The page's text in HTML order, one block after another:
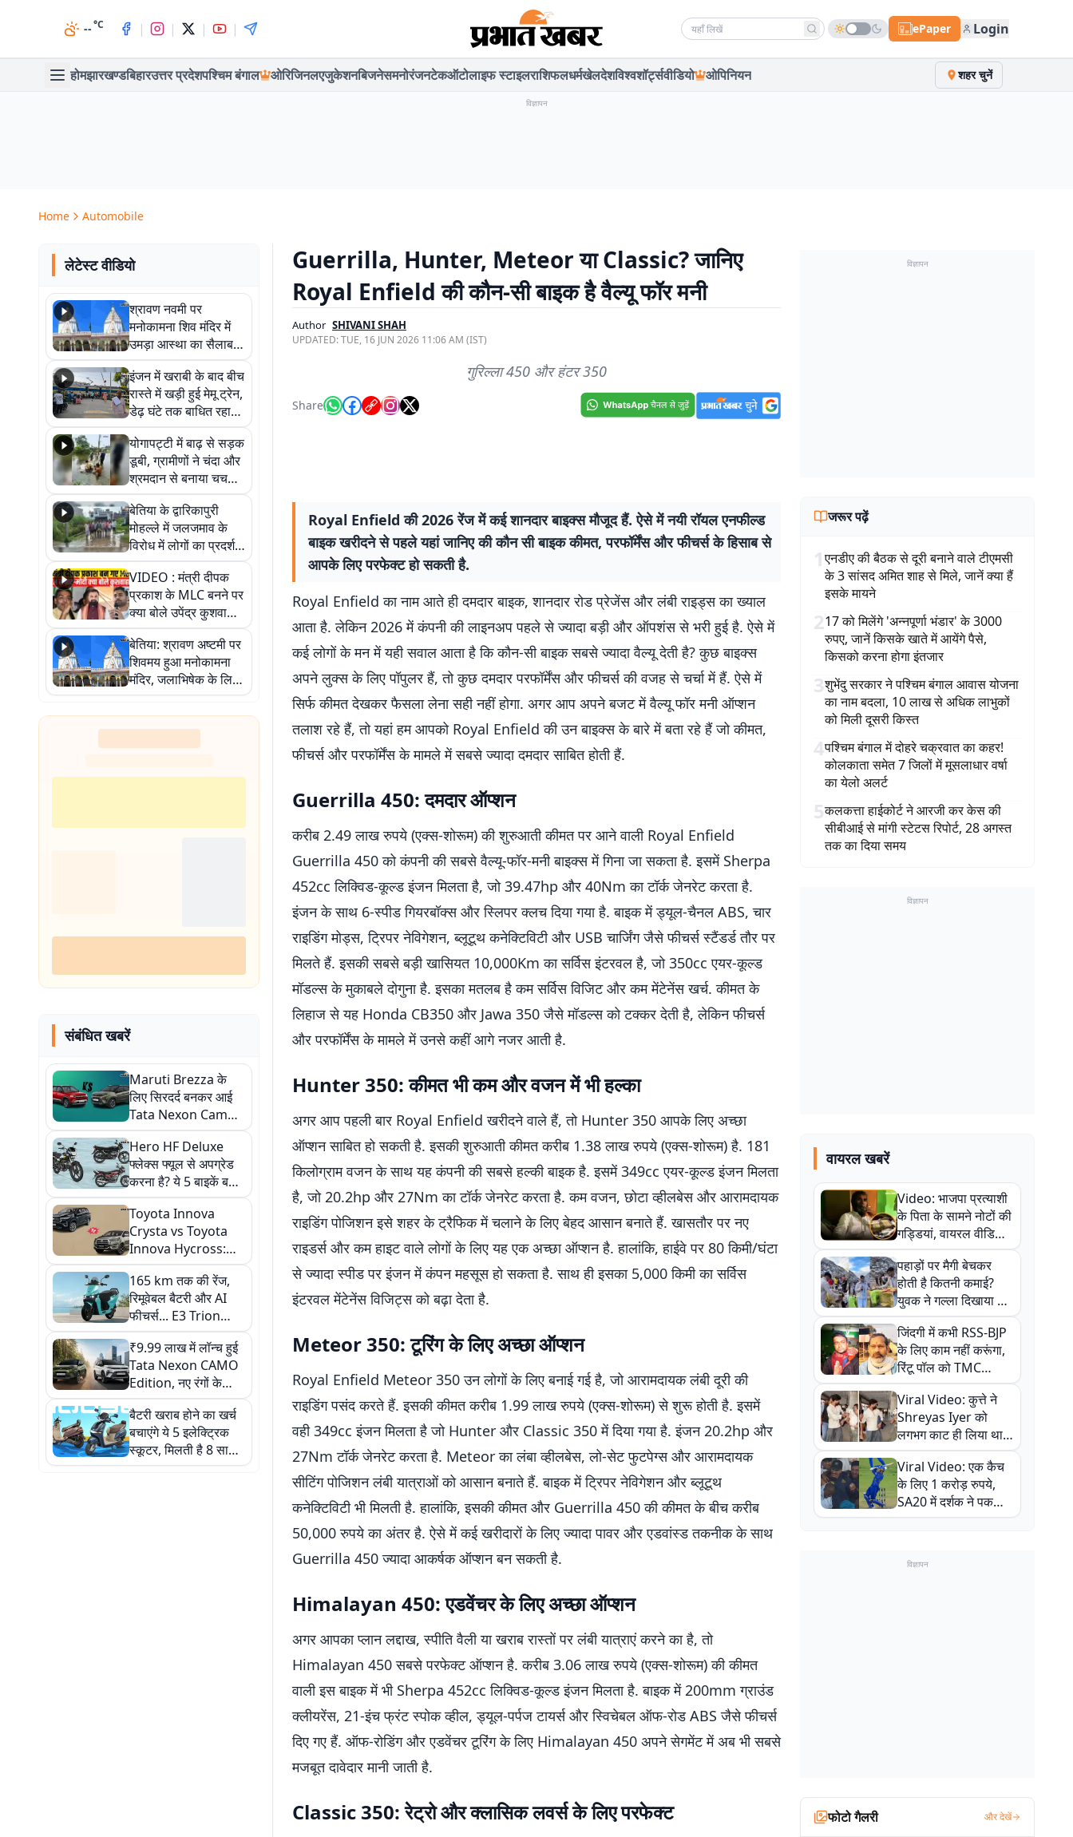
--°C | | | | Search news ePaper Login
होमझारखण्डबिहारउत्तर प्रदेशपश्चिम बंगाल ओरिजिनलएजुकेशनबिजनेसमनोरंजनटेकऑटोलाइफ स्टाइलराशिफलधर्मखेलदेशविश्वशॉर्ट्सवीडियो ओपिनियन शहर चुनें
विज्ञापन
Home Automobile
लेटेस्ट वीडियो
श्रावण नवमी पर
मनोकामना शिव मंदिर में
उमड़ा आस्था का सैलाब,
हर-हर महादेव के जयघोष
से गूंजा परिसर
इंजन में खराबी के बाद बीच
रास्ते में खड़ी हुई मेमू ट्रेन,
डेढ़ घंटे तक बाधित रहा
आवागमन
योगापट्टी में बाढ़ से सड़क
डूबी, ग्रामीणों ने चंदा और
श्रमदान से बनाया चचरी
पुल
बेतिया के द्वारिकापुरी
मोहल्ले में जलजमाव के
विरोध में लोगों का प्रदर्शन,
स्थायी समाधान की मांग
VIDEO : मंत्री दीपक
प्रकाश के MLC बनने पर
क्या बोले उपेंद्र कुशवाहा,
सुनिए
बेतिया: श्रावण अष्टमी पर
शिवमय हुआ मनोकामना
मंदिर, जलाभिषेक के लिए
लगी लंबी कतारें
संबंधित खबरें
Maruti Brezza के
लिए सिरदर्द बनकर आई
Tata Nexon Camo,
जानें इस नई कार में ऐसा
क्या है खास
Hero HF Deluxe
फ्लेक्स फ्यूल से अपग्रेड
करना है? ये 5 बाइकें बन
सकती हैं सबसे बेस्ट
ऑप्शन
Toyota Innova
Crysta vs Toyota
Innova Hycross:
किसकी मंथली EMI
सबसे कम है? खरीदने से
पहले जान लें
165 km तक की रेंज,
रिमूवेबल बैटरी और AI
फीचर्स... E3 Trion
इलेक्ट्रिक स्कूटर सीरीज
हुई लॉन्च, जानें कीमत
₹9.99 लाख में लॉन्च हुई
Tata Nexon CAMO
Edition, नए रंगों के
साथ मिलेंगे शानदार
फीचर्स
बैटरी खराब होने का खर्च
बचाएंगे ये 5 इलेक्ट्रिक
स्कूटर, मिलती है 8 साल
तक की वारंटी, देखें लिस्ट
Guerrilla, Hunter, Meteor या Classic? जानिए
Royal Enfield की कौन-सी बाइक है वैल्यू फॉर मनी
Author SHIVANI SHAH
UPDATED:TUE, 16 JUN 2026 11:06 AM (IST)
गुरिल्ला 450 और हंटर 350
Share
Royal Enfield की 2026 रेंज में कई शानदार बाइक्स मौजूद हैं. ऐसे में नयी रॉयल एनफील्ड
बाइक खरीदने से पहले यहां जानिए की कौन सी बाइक कीमत, परफॉर्मेंस और फीचर्स के हिसाब से
आपके लिए परफेक्ट हो सकती है.
Royal Enfield का नाम आते ही दमदार बाइक, शानदार रोड प्रेजेंस और लंबी राइड्स का ख्याल
आता है. लेकिन 2026 में कंपनी की लाइनअप पहले से ज्यादा बड़ी और ऑपशंस से भरी हुई है. ऐसे में
कई लोगों के मन में यही सवाल आता है कि कौन-सी बाइक सबसे ज्यादा वैल्यू देती है? कुछ बाइक्स
अपने लुक्स के लिए पॉपुलर हैं, तो कुछ दमदार परफॉर्मेंस और फीचर्स की वजह से चर्चा में हैं. ऐसे में
सिर्फ कीमत देखकर फैसला लेना सही नहीं होगा. अगर आप अपने बजट में वैल्यू फॉर मनी ऑप्शन
तलाश रहे हैं, तो यहां हम आपको Royal Enfield की उन बाइक्स के बारे में बता रहे हैं जो कीमत,
फीचर्स और परफॉर्मेंस के मामले में सबसे ज्यादा दमदार साबित होती हैं.
Guerrilla 450: दमदार ऑप्शन
करीब 2.49 लाख रुपये (एक्स-शोरूम) की शुरुआती कीमत पर आने वाली Royal Enfield
Guerrilla 450 को कंपनी की सबसे वैल्यू-फॉर-मनी बाइक्स में गिना जा सकता है. इसमें Sherpa
452cc लिक्विड-कूल्ड इंजन मिलता है, जो 39.47hp और 40Nm का टॉर्क जेनरेट करता है.
इंजन के साथ 6-स्पीड गियरबॉक्स और स्लिपर क्लच दिया गया है. बाइक में ड्यूल-चैनल ABS, चार
राइडिंग मोड्स, ट्रिपर नेविगेशन, ब्लूटूथ कनेक्टिविटी और USB चार्जिंग जैसे फीचर्स स्टैंडर्ड तौर पर
मिलते हैं. इसकी सबसे बड़ी खासियत 10,000Km का सर्विस इंटरवल है, जो 350cc एयर-कूल्ड
मॉडल्स के मुकाबले दोगुना है. इसका मतलब है कम सर्विस विजिट और कम मेंटेनेंस खर्च. कीमत के
लिहाज से यह Honda CB350 और Jawa 350 जैसे मॉडल्स को टक्कर देती है, लेकिन फीचर्स
और परफॉर्मेंस के मामले में उनसे कहीं आगे नजर आती है.
Hunter 350: कीमत भी कम और वजन में भी हल्का
अगर आप पहली बार Royal Enfield खरीदने वाले हैं, तो Hunter 350 आपके लिए अच्छा
ऑप्शन साबित हो सकती है. इसकी शुरुआती कीमत करीब 1.38 लाख रुपये (एक्स-शोरूम) है. 181
किलोग्राम वजन के साथ यह कंपनी की सबसे हल्की बाइक है. इसमें 349cc एयर-कूल्ड इंजन मिलता
है, जो 20.2hp और 27Nm का टॉर्क जेनरेट करता है. कम वजन, छोटा व्हीलबेस और आरामदायक
राइडिंग पोजिशन इसे शहर के ट्रैफिक में चलाने के लिए बेहद आसान बनाते हैं. खासतौर पर नए
राइडर्स और कम हाइट वाले लोगों के लिए यह एक अच्छा ऑप्शन है. हालांकि, हाईवे पर 80 किमी/घंटा
से ज्यादा स्पीड पर इंजन में कंपन महसूस हो सकता है. साथ ही इसका 5,000 किमी का सर्विस
इंटरवल मेंटेनेंस विजिट्स को बढ़ा देता है.
Meteor 350: टूरिंग के लिए अच्छा ऑप्शन
Royal Enfield Meteor 350 उन लोगों के लिए बनाई गई है, जो आरामदायक लंबी दूरी की
राइडिंग पसंद करते हैं. इसकी कीमत करीब 1.99 लाख रुपये (एक्स-शोरूम) से शुरू होती है. इसमें
वही 349cc इंजन मिलता है जो Hunter और Classic 350 में दिया गया है. इंजन 20.2hp और
27Nm टॉर्क जेनरेट करता है. Meteor का लंबा व्हीलबेस, लो-सेट फुटपेग्स और आरामदायक
सीटिंग पोजिशन लंबी यात्राओं को आसान बनाते हैं. बाइक में ट्रिपर नेविगेशन और ब्लूटूथ
कनेक्टिविटी भी मिलती है. हालांकि, इसकी कीमत और Guerrilla 450 की कीमत के बीच करीब
50,000 रुपये का अंतर है. ऐसे में कई खरीदारों के लिए ज्यादा पावर और एडवांस्ड तकनीक के साथ
Guerrilla 450 ज्यादा आकर्षक ऑप्शन बन सकती है.
Himalayan 450: एडवेंचर के लिए अच्छा ऑप्शन
अगर आपका प्लान लद्दाख, स्पीति वैली या खराब रास्तों पर लंबी यात्राएं करने का है, तो
Himalayan 450 सबसे परफेक्ट ऑप्शन है. करीब 3.06 लाख रुपये (एक्स-शोरूम) की कीमत
वाली इस बाइक में भी Sherpa 452cc लिक्विड-कूल्ड इंजन मिलता है. बाइक में 200mm ग्राउंड
क्लीयरेंस, 21-इंच फ्रंट स्पोक व्हील, ड्यूल-पर्पज टायर्स और स्विचेबल ऑफ-रोड ABS जैसे फीचर्स
दिए गए हैं. ऑफ-रोडिंग और एडवेंचर टूरिंग के लिए Himalayan 450 अपने सेगमेंट में अब भी सबसे
मजबूत दावेदार मानी जाती है.
Classic 350: रेट्रो और क्लासिक लवर्स के लिए परफेक्ट
विज्ञापन
जरूर पढ़ें
1एनडीए की बैठक से दूरी बनाने वाले टीएमसी
के 3 सांसद अमित शाह से मिले, जानें क्या हैं
इसके मायने
217 को मिलेंगे 'अन्नपूर्णा भंडार' के 3000
रुपए, जानें किसके खाते में आयेंगे पैसे,
किसको करना होगा इंतजार
3शुभेंदु सरकार ने पश्चिम बंगाल आवास योजना
का नाम बदला, 10 लाख से अधिक लाभुकों
को मिली दूसरी किस्त
4पश्चिम बंगाल में दोहरे चक्रवात का कहर!
कोलकाता समेत 7 जिलों में मूसलाधार वर्षा
का येलो अलर्ट
5कलकत्ता हाईकोर्ट ने आरजी कर केस की
सीबीआई से मांगी स्टेटस रिपोर्ट, 28 अगस्त
तक का दिया समय
विज्ञापन
वायरल खबरें
Video: भाजपा प्रत्याशी
के पिता के सामने नोटों की
गड्डियां, वायरल वीडियो
से राजनीति में उबाल,
अजित महतो बोले- TMC
की गंदी चाल
पहाड़ों पर मैगी बेचकर
होती है कितनी कमाई?
युवक ने गल्ला दिखाया तो
नौकरी वालों के खड़े हो गए
कान
जिंदगी में कभी RSS-BJP
के लिए काम नहीं करूंगा,
रिंटू पॉल को TMC
ऑफिस में ले जाकर पीटा,
Video वायरल
Viral Video: कुत्ते ने
Shreyas Iyer को
लगभग काट ही लिया था,
न्यूजीलैंड सीरीज से पहले
बाल-बाल बचे
Viral Video: एक कैच
के लिए 1 करोड़ रुपये,
SA20 में दर्शक ने पकड़ा
एक हाथ से गजब का कैच
विज्ञापन
फोटो गैलरी और देखें